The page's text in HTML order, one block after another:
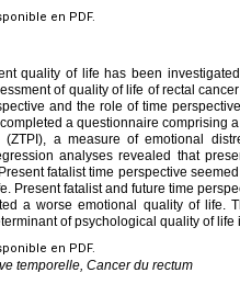
en PDF.
quality of life has been
of quality of life of rectal
and the role of time
a questionnaire comprising
a measure of emotional
analyses revealed that
fatalist time perspective
Present fatalist and future time
a worse emotional quality of life.
of psychological quality of
en PDF.
temporelle, Cancer du rectum